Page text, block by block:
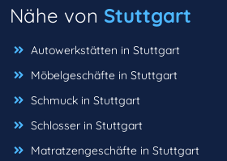
Nähe von Stuttgart
Autowerkstätten in Stuttgart
Möbelgeschäfte in Stuttgart
Schmuck in Stuttgart
Schlosser in Stuttgart
Matratzengeschäfte in Stuttgart